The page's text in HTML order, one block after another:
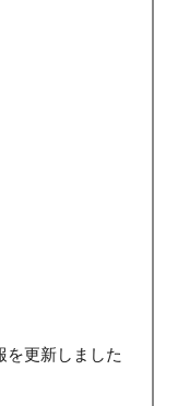
を更新しました